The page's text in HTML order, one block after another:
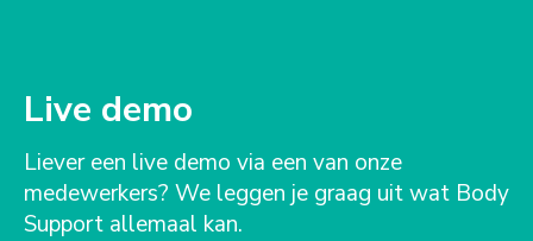
Live demo
Liever een live demo via een van onze
medewerkers? We leggen je graag uit wat Body
Support allemaal kan.